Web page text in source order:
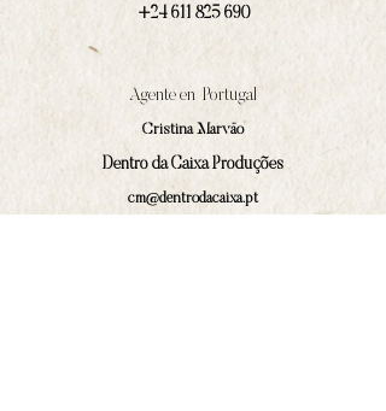
+24 611 825 690
Agente en Portugal
Cristina Marväo
Dentro da Caixa Produções
cm@dentrodacaixa.pt